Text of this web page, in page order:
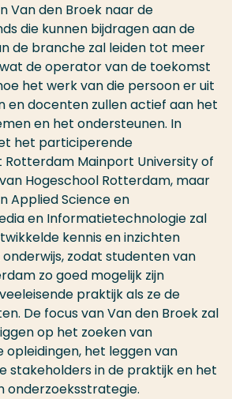
Van den Broek naar de
die kunnen bijdragen aan de
de branche zal leiden tot meer
de operator van de toekomst
het werk van die persoon er uit
en docenten zullen actief aan het
en het ondersteunen. In
het participerende
Rotterdam Mainport University of
Hogeschool Rotterdam, maar
Applied Science en
en Informatietechnologie zal
kennis en inzichten
zodat studenten van
zo goed mogelijk zijn
praktijk als ze de
De focus van Van den Broek zal
op het zoeken van
opleidingen, het leggen van
stakeholders in de praktijk en het
onderzoeksstrategie.